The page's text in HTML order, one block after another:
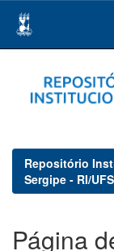
navigation
Repositório
Sergipe - RI/UFS
Página